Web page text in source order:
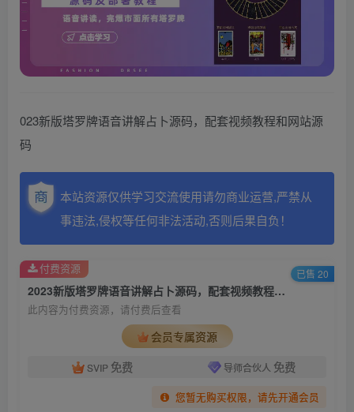
023新版塔罗牌语音讲解占卜源码，配套视频教程和网站源
码
本站资源仅供学习交流使用请勿商业运营,严禁从
事违法,侵权等任何非法活动,否则后果自负！
2023新版塔罗牌语音讲解占卜源码，配套视频教程和网站源码
此内容为付费资源，请付费后查看
会员专属资源
SVIP 免费 导师合伙人 免费
您暂无购买权限，请先开通会员
付费资源 已售 20